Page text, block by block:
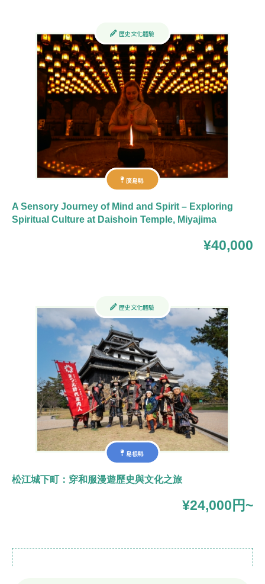
廣島縣
歷史文化體驗
A Sensory Journey of Mind and Spirit – Exploring
Spiritual Culture at Daishoin Temple, Miyajima
¥40,000
島根縣
歷史文化體驗
松江城下町：穿和服漫遊歷史與文化之旅
¥24,000円~